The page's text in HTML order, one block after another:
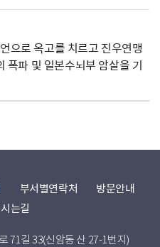
으로 옥고를 치르고 진우연맹
폭파 및 일본수뇌부 암살을 기
부서별연락처
방문안내
는길
71길 33(신암동 산 27-1번지)